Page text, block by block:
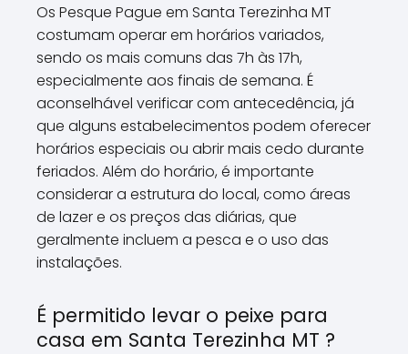
Os Pesque Pague em Santa Terezinha MT
costumam operar em horários variados,
sendo os mais comuns das 7h às 17h,
especialmente aos finais de semana. É
aconselhável verificar com antecedência, já
que alguns estabelecimentos podem oferecer
horários especiais ou abrir mais cedo durante
feriados. Além do horário, é importante
considerar a estrutura do local, como áreas
de lazer e os preços das diárias, que
geralmente incluem a pesca e o uso das
instalações.
É permitido levar o peixe para
casa em Santa Terezinha MT ?